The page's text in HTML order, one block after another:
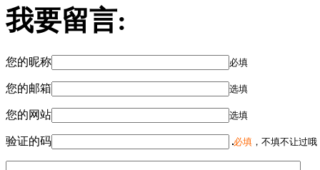
我要留言:
您的昵称 必填
您的邮箱 选填
您的网站 选填
验证的码 必填 ，不填不让过